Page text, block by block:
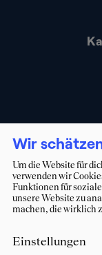
Wir
Um die Website für
verwenden wir
Funktionen für
unsere Website zu
machen, die wirklich
Einstellungen